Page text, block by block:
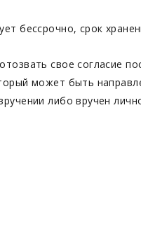
бессрочно, срок
свое согласие
может быть
либо вручен